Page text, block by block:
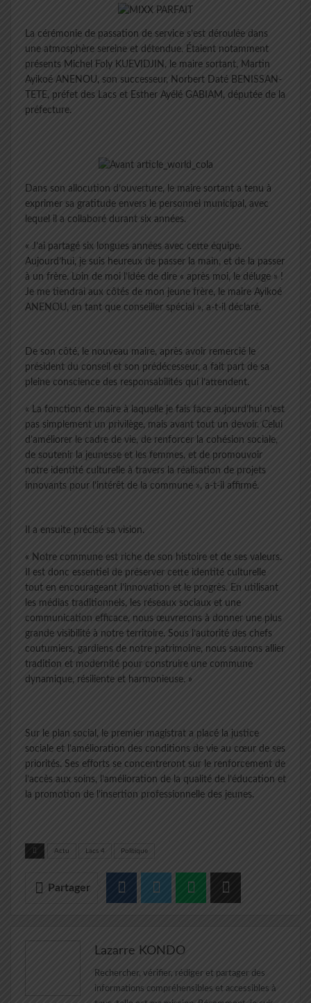
La cérémonie de passation de service s’est déroulée dans
une atmosphère sereine et détendue. Étaient notamment
présents Michel Foly KUEVIDJIN, le maire sortant, Martin
Ayikoé ANENOU, son successeur, Norbert Daté BENISSAN-
TETE, préfet des Lacs et Esther Ayélé GABIAM, députée de la
préfecture.
Dans son allocution d’ouverture, le maire sortant a tenu à
exprimer sa gratitude envers le personnel municipal, avec
lequel il a collaboré durant six années.
« J’ai partagé six longues années avec cette équipe.
Aujourd’hui, je suis heureux de passer la main, et de la passer
à un frère. Loin de moi l’idée de dire « après moi, le déluge » !
Je me tiendrai aux côtés de mon jeune frère, le maire Ayikoé
ANENOU, en tant que conseiller spécial », a-t-il déclaré.
De son côté, le nouveau maire, après avoir remercié le
président du conseil et son prédécesseur, a fait part de sa
pleine conscience des responsabilités qui l’attendent.
« La fonction de maire à laquelle je fais face aujourd’hui n’est
pas simplement un privilège, mais avant tout un devoir. Celui
d’améliorer le cadre de vie, de renforcer la cohésion sociale,
de soutenir la jeunesse et les femmes, et de promouvoir
notre identité culturelle à travers la réalisation de projets
innovants pour l’intérêt de la commune », a-t-il affirmé.
Il a ensuite précisé sa vision.
« Notre commune est riche de son histoire et de ses valeurs.
Il est donc essentiel de préserver cette identité culturelle
tout en encourageant l’innovation et le progrès. En utilisant
les médias traditionnels, les réseaux sociaux et une
communication efficace, nous œuvrerons à donner une plus
grande visibilité à notre territoire. Sous l’autorité des chefs
coutumiers, gardiens de notre patrimoine, nous saurons allier
tradition et modernité pour construire une commune
dynamique, résiliente et harmonieuse. »
Sur le plan social, le premier magistrat a placé la justice
sociale et l’amélioration des conditions de vie au cœur de ses
priorités. Ses efforts se concentreront sur le renforcement de
l’accès aux soins, l’amélioration de la qualité de l’éducation et
la promotion de l’insertion professionnelle des jeunes.
Actu Lacs 4 Politique
Partager
Lazarre KONDO
Rechercher, vérifier, rédiger et partager des
informations compréhensibles et accessibles à